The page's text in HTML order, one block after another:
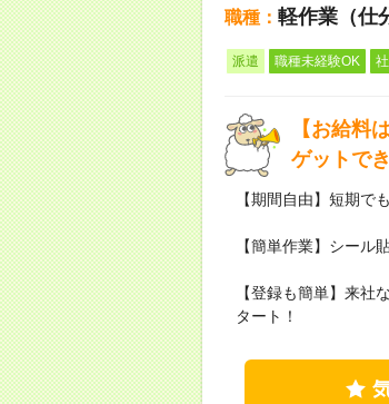
職種： 軽作業（仕
派遣 職種未経験OK
【お給料
ゲットで
【期間自由】短期で
【簡単作業】シール
【登録も簡単】来社
タート！